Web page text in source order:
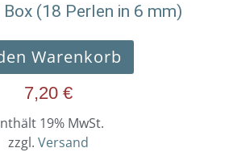
(18 Perlen in 6 mm)
Warenkorb
7,20 €
19% MwSt.
zzgl. Versand